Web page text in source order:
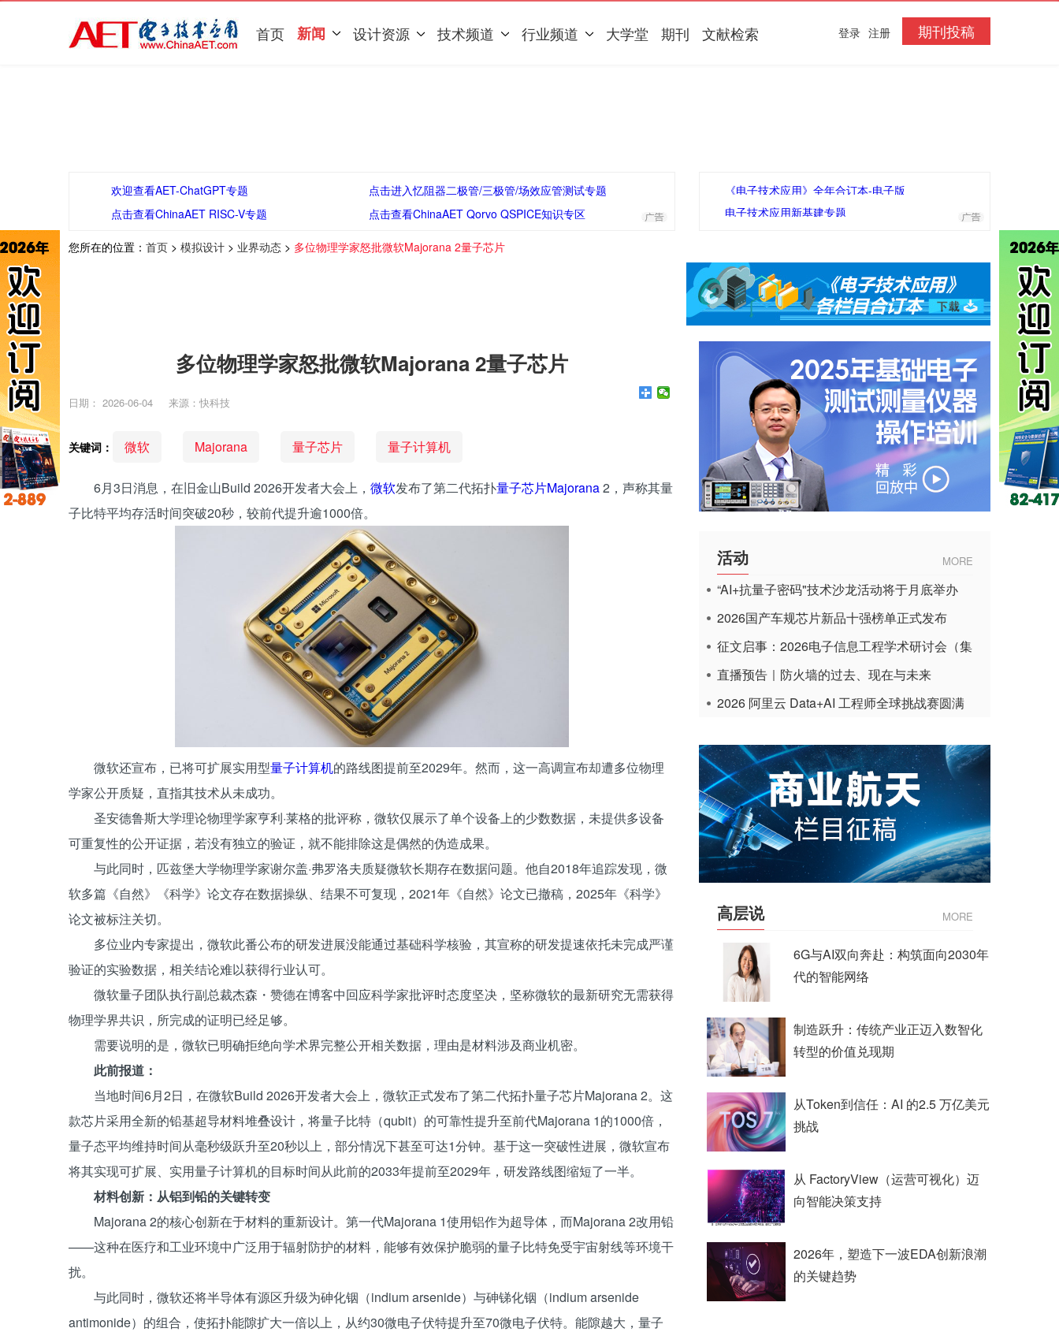
首页 新闻 设计资源 技术频道 行业频道 大学堂 期刊 文献检索 期刊投稿
登录 注册
欢迎查看AET-ChatGPT专题
点击进入忆阻器二极管/三极管/场效应管测试专题
点击查看ChinaAET RISC-V专题
点击查看ChinaAET Qorvo QSPICE知识专区
《电子技术应用》全年合订本-电子版
电子技术应用新基建专题
您所在的位置： 首页 > 模拟设计 > 业界动态 > 多位物理学家怒批微软Majorana 2量子芯片
多位物理学家怒批微软Majorana 2量子芯片
日期： 2026-06-04 来源：快科技
关键词： 微软 Majorana 量子芯片 量子计算机
6月3日消息，在旧金山Build 2026开发者大会上， 微软发布了第二代拓扑量子芯片Majorana2，声称其量
子比特平均存活时间突破20秒，较前代提升逾1000倍。
微软还宣布，已将可扩展实用型量子计算机的路线图提前至2029年。然而，这一高调宣布却遭多位物理
学家公开质疑，直指其技术从未成功。
圣安德鲁斯大学理论物理学家亨利·莱格的批评称，微软仅展示了单个设备上的少数数据，未提供多设备
可重复性的公开证据，若没有独立的验证，就不能排除这是偶然的伪造成果。
与此同时，匹兹堡大学物理学家谢尔盖·弗罗洛夫质疑微软长期存在数据问题。他自2018年追踪发现，微
软多篇《自然》《科学》论文存在数据操纵、结果不可复现，2021年《自然》论文已撤稿，2025年《科学》
论文被标注关切。
多位业内专家提出，微软此番公布的研发进展没能通过基础科学核验，其宣称的研发提速依托未完成严谨
验证的实验数据，相关结论难以获得行业认可。
微软量子团队执行副总裁杰森・赞德在博客中回应科学家批评时态度坚决，坚称微软的最新研究无需获得
物理学界共识，所完成的证明已经足够。
需要说明的是，微软已明确拒绝向学术界完整公开相关数据，理由是材料涉及商业机密。
此前报道：
当地时间6月2日，在微软Build 2026开发者大会上，微软正式发布了第二代拓扑量子芯片Majorana 2。这
款芯片采用全新的铅基超导材料堆叠设计，将量子比特（qubit）的可靠性提升至前代Majorana 1的1000倍，
量子态平均维持时间从毫秒级跃升至20秒以上，部分情况下甚至可达1分钟。基于这一突破性进展，微软宣布
将其实现可扩展、实用量子计算机的目标时间从此前的2033年提前至2029年，研发路线图缩短了一半。
材料创新：从铝到铅的关键转变
Majorana 2的核心创新在于材料的重新设计。第一代Majorana 1使用铝作为超导体，而Majorana 2改用铅
——这种在医疗和工业环境中广泛用于辐射防护的材料，能够有效保护脆弱的量子比特免受宇宙射线等环境干
扰。
与此同时，微软还将半导体有源区升级为砷化铟（indium arsenide）与砷锑化铟（indium arsenide
antimonide）的组合，使拓扑能隙扩大一倍以上，从约30微电子伏特提升至70微电子伏特。能隙越大，量子
活动 MORE
“AI+抗量子密码"技术沙龙活动将于月底举办
2026国产车规芯片新品十强榜单正式发布
征文启事：2026电子信息工程学术研讨会（集
成电路应用杂志）
直播预告｜防火墙的过去、现在与未来
2026 阿里云 Data+AI 工程师全球挑战赛圆满
高层说 MORE
6G与AI双向奔赴：构筑面向2030年
代的智能网络
制造跃升：传统产业正迈入数智化
转型的价值兑现期
从Token到信任：AI 的2.5 万亿美元
挑战
从 FactoryView（运营可视化）迈
向智能决策支持
2026年，塑造下一波EDA创新浪潮
的关键趋势